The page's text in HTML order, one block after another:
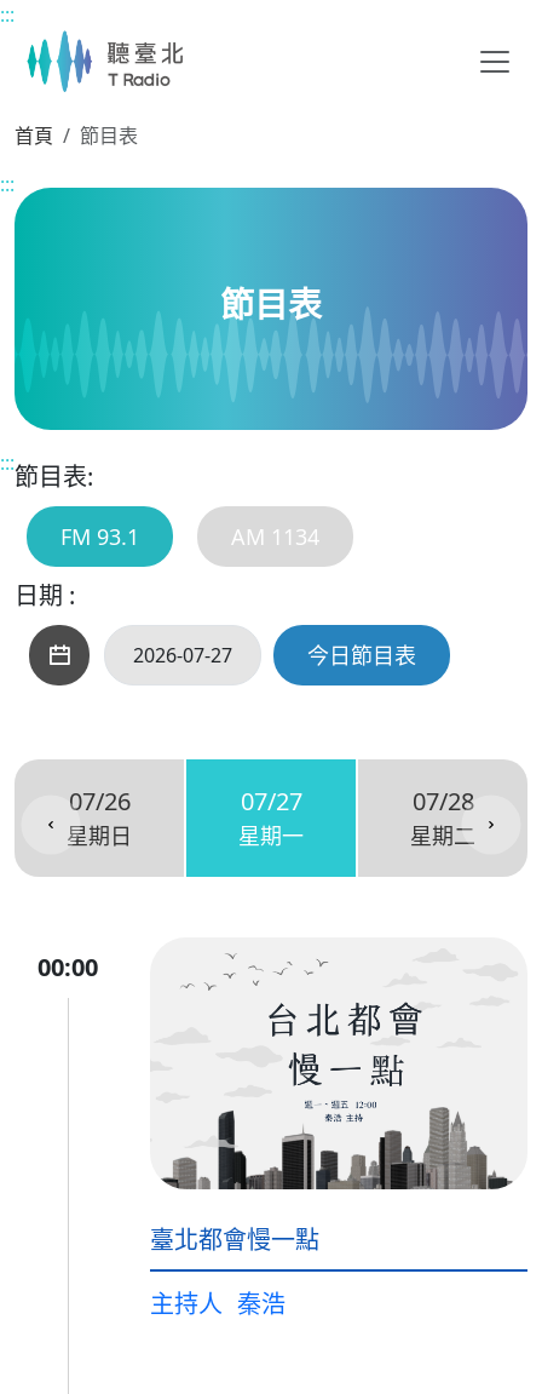
主要內容區塊
:::
首頁
節目表
:::
節目表
:::節目表:
FM 93.1 AM 1134
日期 :
今日節目表
07/26
星期日
07/27
星期一
07/28
星期二
00:00
臺北都會慢一點
主持人 秦浩